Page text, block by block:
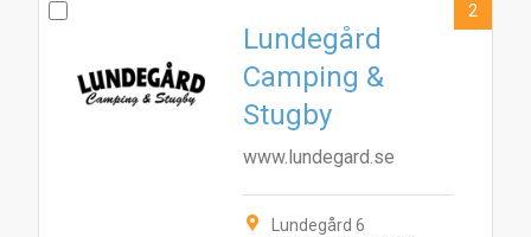
Lundegård
Camping &
Stugby
www.lundegard.se
Lundegård 6
2